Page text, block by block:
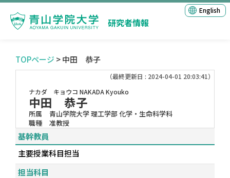
研究者情報
English
TOPページ > 中田 恭子
（最終更新日 : 2024-04-01 20:03:41）
ナカダ キョウコ NAKADA Kyouko
中田 恭子
所属
青山学院大学 理工学部 化学・生命科学科
職種
准教授
基幹教員
主要授業科目担当
担当科目